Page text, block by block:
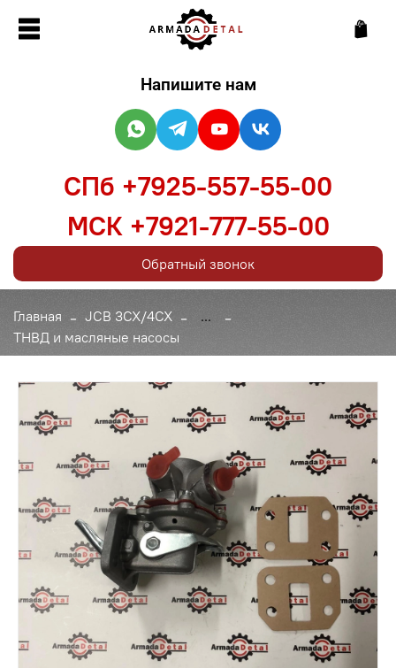
Главная JCB 3CX/4CX
...
ТНВД и масляные насосы
Напишите нам
СПб +7925-557-55-00
МСК +7921-777-55-00
Обратный звонок